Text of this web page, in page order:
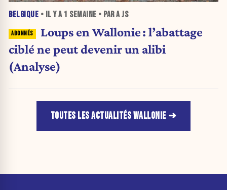
BELGIQUE • IL Y A 1 SEMAINE • PAR A JS
Loups en Wallonie : l’abattage
ciblé ne peut devenir un alibi
(Analyse)
TOUTES LES ACTUALITÉS WALLONIE